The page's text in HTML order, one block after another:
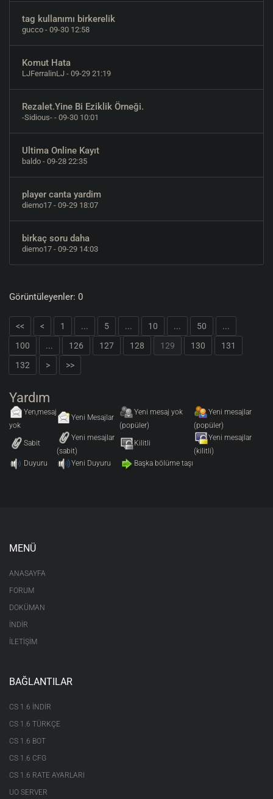
tag kullanımı birkerelik
gucco - 09-30 12:58
Komut Hata
LJFerralinLJ - 09-29 21:19
Rezalet.Yine Bi Eziklik Örneği.
-Sidious- - 09-30 10:01
Ultima Online Kayıt
baldo - 09-28 22:35
player canta yardim
diemo17 - 09-29 18:07
birkaç soru daha
diemo17 - 09-29 14:03
Görüntüleyenler: 0
<< < 1 ... 5 ... 10 ... 50
...
100
... 126 127 128 129 130
131
132
> >>
Yardım
Yen,mesaj
yok
Yeni Mesajlar
Yeni mesaj yok
(popüler)
Yeni mesajlar
(popüler)
Sabit
Yeni mesajlar
(sabit)
Kilitli
Yeni mesajlar
(kilitli)
Duyuru
Yeni Duyuru Başka bölüme taşı
MENÜ
ANASAYFA
FORUM
DOKÜMAN
İNDİR
İLETİŞİM
BAĞLANTILAR
CS 1.6 INDIR
CS 1.6 TÜRKÇE
CS 1.6 BOT
CS 1.6 CFG
CS 1.6 RATE AYARLARI
UO SERVER